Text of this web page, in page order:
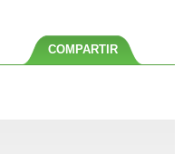
COMPARTIR